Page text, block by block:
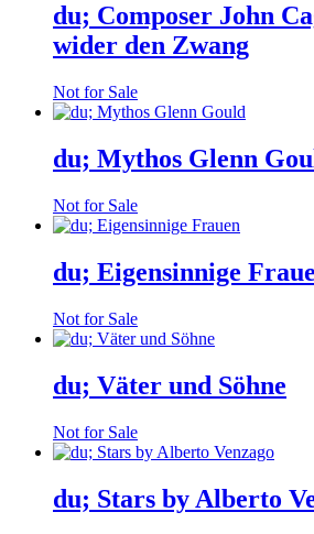
du; Composer John
wider den Zwang
Not for Sale
du; Mythos Glenn
Not for Sale
du; Eigensinnige
Not for Sale
du; Väter und Söhne
Not for Sale
du; Stars by Alberto